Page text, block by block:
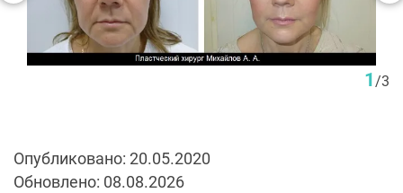
1 /3
Опубликовано: 20.05.2020
Обновлено: 08.08.2026